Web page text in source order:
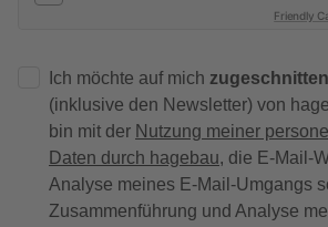
Friendly
Ich möchte auf mich
(inklusive den Newsletter) von
bin mit der Nutzung meiner
Daten durch hagebau, die E-Mail-
Analyse meines E-Mail-Umgangs
Zusammenführung und Analyse